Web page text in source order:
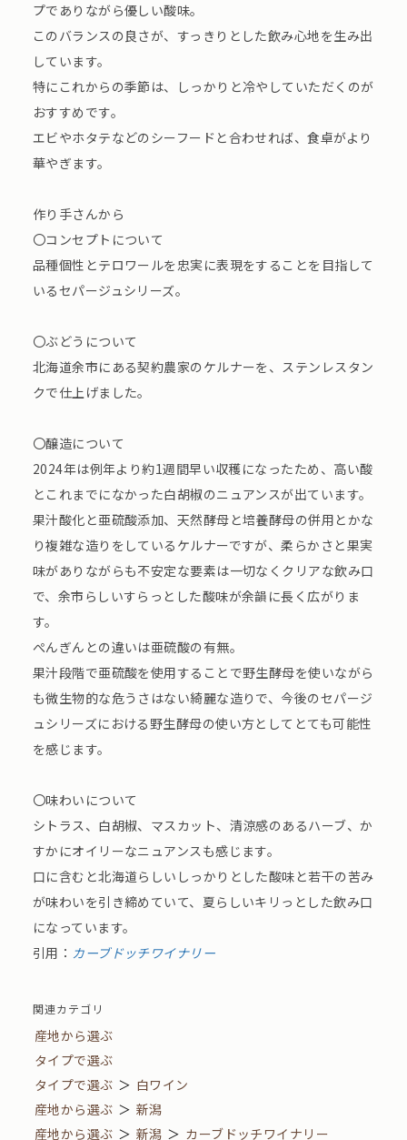
プでありながら優しい酸味。
このバランスの良さが、すっきりとした飲み心地を生み出
しています。
特にこれからの季節は、しっかりと冷やしていただくのが
おすすめです。
エビやホタテなどのシーフードと合わせれば、食卓がより
華やぎます。
作り手さんから
〇コンセプトについて
品種個性とテロワールを忠実に表現をすることを目指して
いるセパージュシリーズ。
〇ぶどうについて
北海道余市にある契約農家のケルナーを、ステンレスタン
クで仕上げました。
〇醸造について
2024年は例年より約1週間早い収穫になったため、高い酸
とこれまでになかった白胡椒のニュアンスが出ています。
果汁酸化と亜硫酸添加、天然酵母と培養酵母の併用とかな
り複雑な造りをしているケルナーですが、柔らかさと果実
味がありながらも不安定な要素は一切なくクリアな飲み口
で、余市らしいすらっとした酸味が余韻に長く広がりま
す。
ぺんぎんとの違いは亜硫酸の有無。
果汁段階で亜硫酸を使用することで野生酵母を使いながら
も微生物的な危うさはない綺麗な造りで、今後のセパージ
ュシリーズにおける野生酵母の使い方としてとても可能性
を感じます。
〇味わいについて
シトラス、白胡椒、マスカット、清涼感のあるハーブ、か
すかにオイリーなニュアンスも感じます。
口に含むと北海道らしいしっかりとした酸味と若干の苦み
が味わいを引き締めていて、夏らしいキリっとした飲み口
になっています。
引用： カーブドッチワイナリー
関連カテゴリ
産地から選ぶ
タイプで選ぶ
タイプで選ぶ ＞ 白ワイン
産地から選ぶ ＞ 新潟
産地から選ぶ ＞ 新潟 ＞ カーブドッチワイナリー